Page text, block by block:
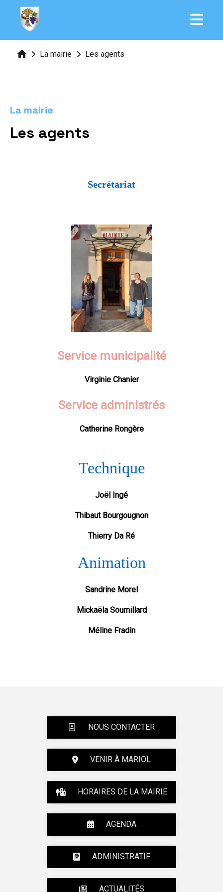
La mairie Les agents
La mairie
Les agents
Secrétariat
Service municipalité
Virginie Chanier
Service administrés
Catherine Rongère
Technique
Joël Ingé
Thibaut Bourgougnon
Thierry Da Ré
Animation
Sandrine Morel
Mickaëla Soumillard
Méline Fradin
NOUS CONTACTER
VENIR À MARIOL
HORAIRES DE LA MAIRIE
AGENDA
ADMINISTRATIF
ACTUALITÉS